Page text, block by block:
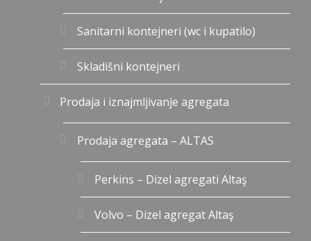
Sanitarni kontejneri (wc i kupatilo)
Skladišni kontejneri
Prodaja i iznajmljivanje agregata
Prodaja agregata – ALTAS
Perkins – Dizel agregati Altaş
Volvo – Dizel agregat Altaş